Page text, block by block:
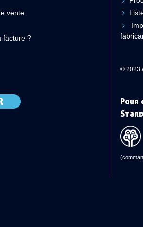
vente
facture ?
© 2023
Pour